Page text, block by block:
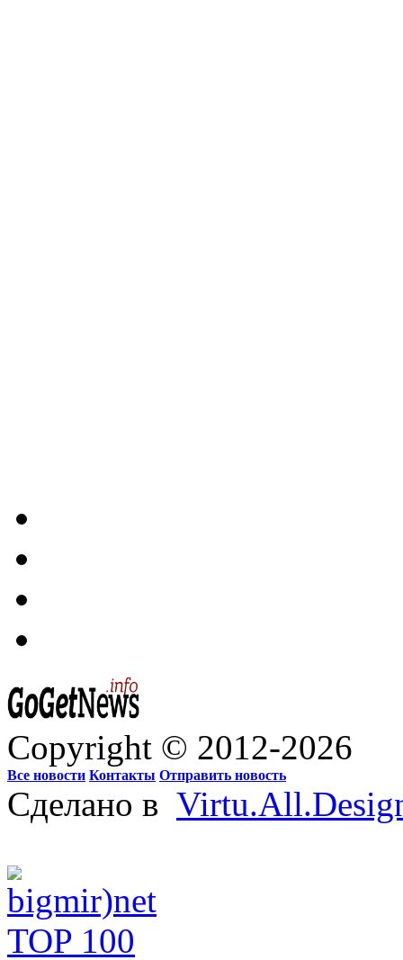
Copyright © 2012-2026
Все новости Контакты Отправить новость
Сделано в